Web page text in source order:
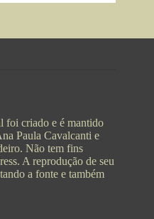
foi criado e é mantido
Paula Cavalcanti e
Não tem fins
A reprodução de seu
a fonte e também